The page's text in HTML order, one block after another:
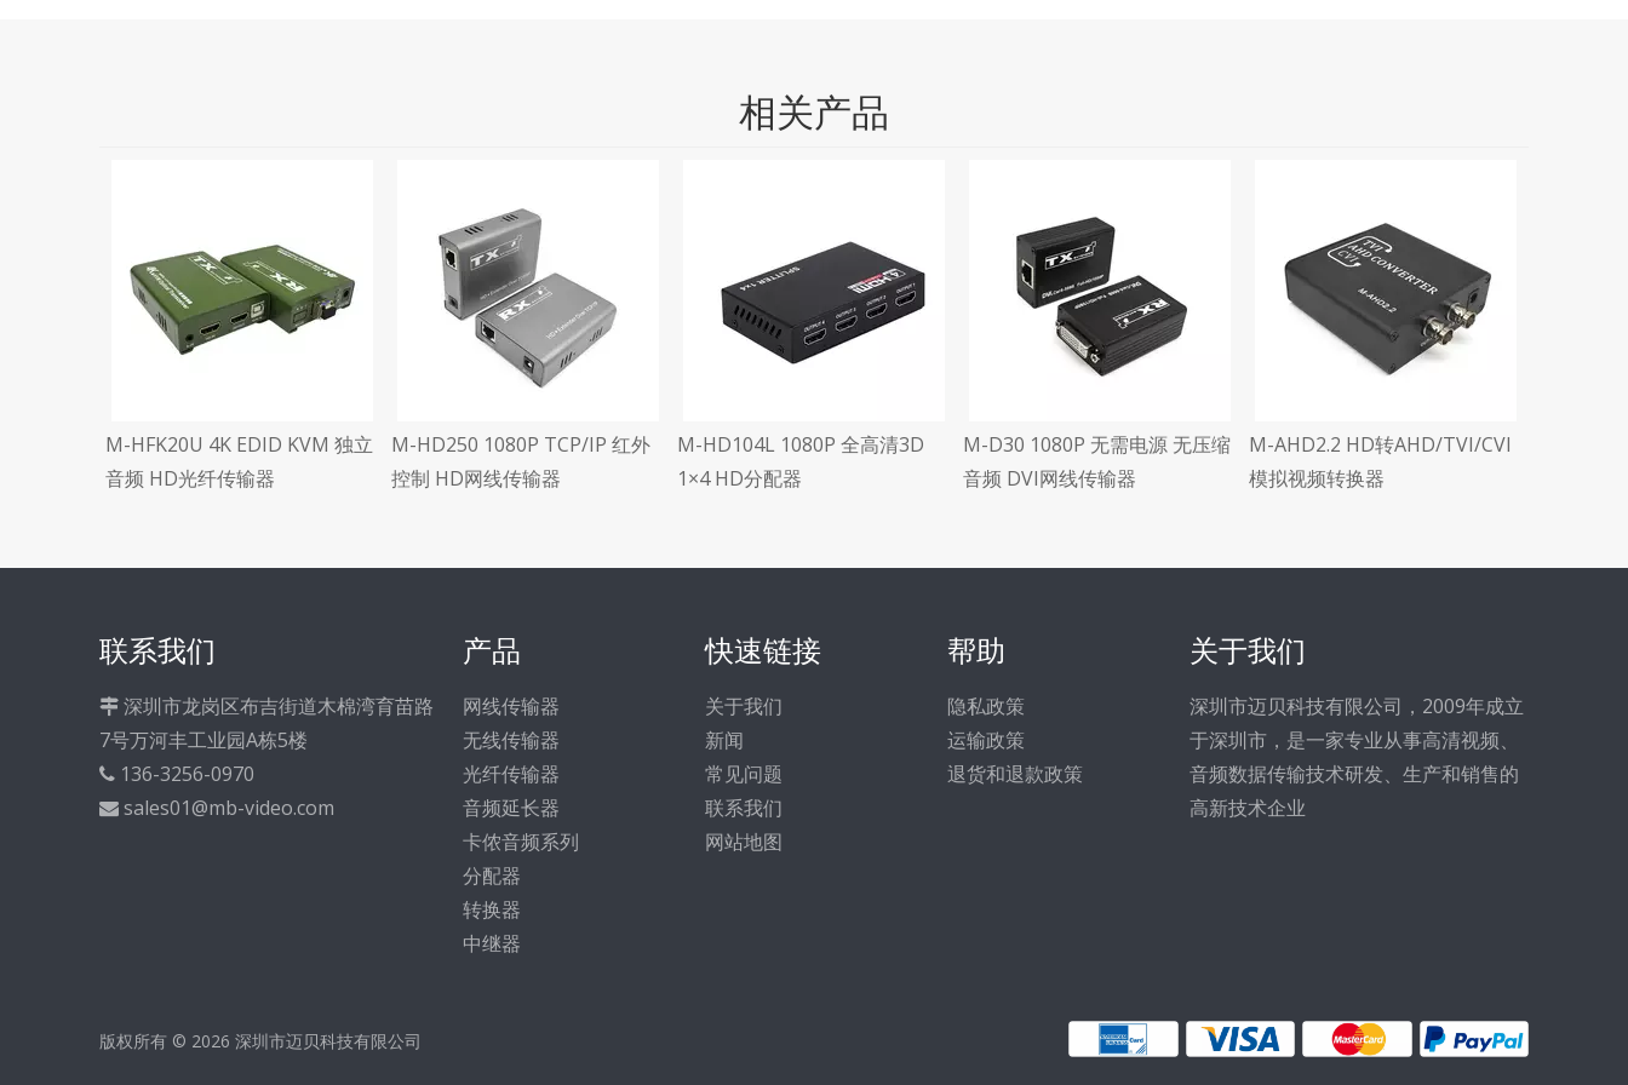
相关产品
M-HFK20U 4K EDID KVM 独立
音频 HD光纤传输器
M-HD250 1080P TCP/IP 红外
控制 HD网线传输器
M-HD104L 1080P 全高清3D
1×4 HD分配器
M-D30 1080P 无需电源 无压缩
音频 DVI网线传输器
M-AHD2.2 HD转AHD/TVI/CVI
模拟视频转换器
联系我们
 深圳市龙岗区布吉街道木棉湾育苗路
7号万河丰工业园A栋5楼
 136-3256-0970
 sales01@mb-video.com
产品
网线传输器
无线传输器
光纤传输器
音频延长器
卡侬音频系列
分配器
转换器
中继器
快速链接
关于我们
新闻
常见问题
联系我们
网站地图
帮助
隐私政策
运输政策
退货和退款政策
关于我们
深圳市迈贝科技有限公司，2009年成立
于深圳市，是一家专业从事高清视频、
音频数据传输技术研发、生产和销售的
高新技术企业
版权所有 © 2026 深圳市迈贝科技有限公司